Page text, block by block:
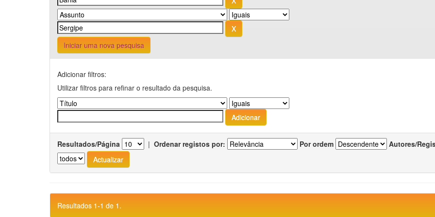
Iniciar uma nova pesquisa
Adicionar filtros:
Utilizar filtros para refinar o resultado da pesquisa.
Resultados/Página | Ordenar registos por: Por ordem Autores/
Resultados 1-1 de 1.